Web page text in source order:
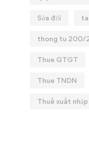
Sửa đổi
thong tu 200/
Thue GTGT
Thue TNDN
Thuế xuất nhập